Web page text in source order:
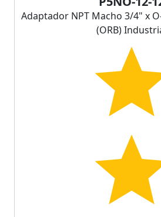
Adaptador NPT Macho 3/4" x
(ORB)